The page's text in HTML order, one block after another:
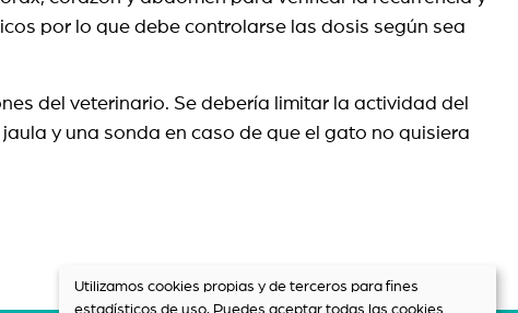
por lo que debe controlarse las dosis según sea
del veterinario. Se debería limitar la actividad del
y una sonda en caso de que el gato no quisiera
Utilizamos cookies propias y de terceros para fines
estadísticos de uso. Puedes aceptar todas las cookies